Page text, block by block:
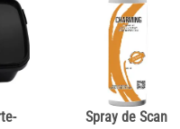
Spray de Scan